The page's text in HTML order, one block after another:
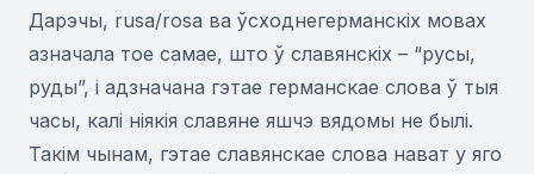
Дарэчы, rusa/rosa ва ўсходнегерманскіх мовах
азначала тое самае, што ў славянскіх – “русы,
руды”, і адзначана гэтае германскае слова ў тыя
часы, калі ніякія славяне яшчэ вядомы не былі.
Такім чынам, гэтае славянскае слова нават у яго